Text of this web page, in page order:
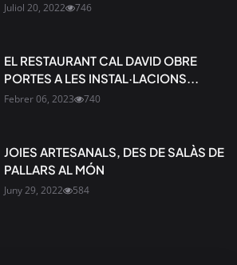
Juliol 20, 2022 746
EL RESTAURANT CAL DAVID OBRE
PORTES A LES INSTAL·LACIONS...
Febrer 06, 2023 740
JOIES ARTESANALS, DES DE SALÀS DE
PALLARS AL MÓN
Juny 29, 2022 584